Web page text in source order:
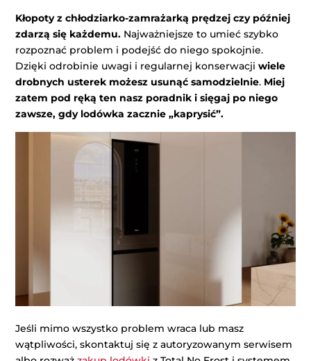
Kłopoty z chłodziarko-zamrażarką prędzej czy później
zdarzą się każdemu. Najważniejsze to umieć szybko
rozpoznać problem i podejść do niego spokojnie.
Dzięki odrobinie uwagi i regularnej konserwacjiwiele
drobnych usterek możesz usunąć samodzielnie. Miej
zatem pod ręką ten nasz poradnik i sięgaj po niego
zawsze, gdy lodówka zacznie „kaprysić”.
Jeśli mimo wszystko problem wraca lub masz
wątpliwości, skontaktuj się z autoryzowanym serwisem